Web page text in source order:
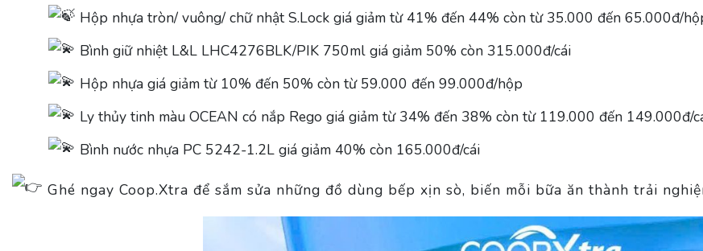
Hộp nhựa tròn/ vuông/ chữ nhật S.Lock giá giảm từ 41% đến 44% còn từ 35.000 đến 65.000đ/
Bình giữ nhiệt L&L LHC4276BLK/PIK 750ml giá giảm 50% còn 315.000đ/cái
Hộp nhựa giá giảm từ 10% đến 50% còn từ 59.000 đến 99.000đ/hộp
Ly thủy tinh màu OCEAN có nắp Rego giá giảm từ 34% đến 38% còn từ 119.000 đến 149.000đ/
Bình nước nhựa PC 5242-1.2L giá giảm 40% còn 165.000đ/cái
Ghé ngay Coop.Xtra để sắm sửa những đồ dùng bếp xịn sò, biến mỗi bữa ăn thành trải